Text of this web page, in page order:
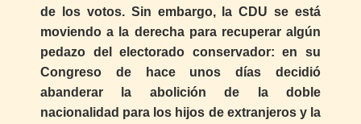
de los votos. Sin embargo, la CDU se está
moviendo a la derecha para recuperar algún
pedazo del electorado conservador: en su
Congreso de hace unos días decidió
abanderar la abolición de la doble
nacionalidad para los hijos de extranjeros y la